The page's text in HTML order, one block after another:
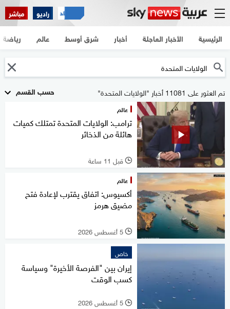
راديو مباشر
الرئيسية الأخبار العاجلة أخبار شرق أوسط عالم رياضة
حسب القسم تم العثور على 11081 أخبار "الولايات المتحدة"
عالم
ترامب: الولايات المتحدة تمتلك كميات
هائلة من الذخائر
l قبل 11 ساعة
عالم
أكسيوس: اتفاق يقترب لإعادة فتح
مضيق هرمز
l 5 أغسطس 2026
خاص
إيران بين "الفرصة الأخيرة" وسياسة
كسب الوقت
l 5 أغسطس 2026